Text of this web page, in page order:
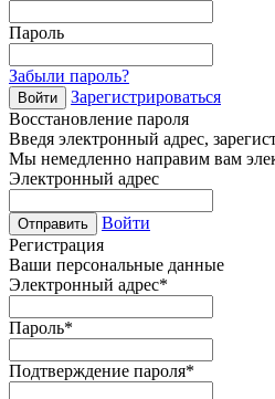
Пароль
Забыли пароль?
Войти
Зарегистрироваться
Восстановление пароля
Введя электронный адрес,
Мы немедленно направим вам
Электронный адрес
Отправить
Войти
Регистрация
Ваши персональные данные
Электронный адрес*
Пароль*
Подтверждение пароля*